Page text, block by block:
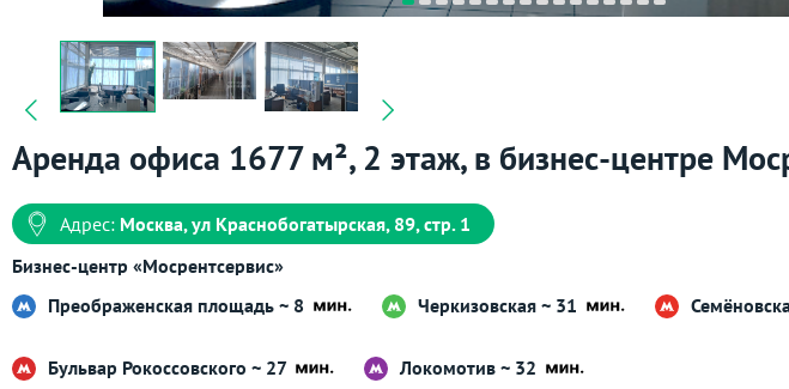
Аренда офиса 1677 м², 2 этаж, в бизнес-центре
Адрес: Москва, ул Краснобогатырская, 89, стр. 1
Бизнес-центр «Мосрентсервис»
Преображенская площадь ~ 8
Черкизовская ~ 31
Бульвар Рокоссовского ~ 27 Локомотив ~ 32